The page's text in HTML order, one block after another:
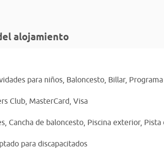
alojamiento
para niños, Baloncesto, Billar,
Club, MasterCard, Visa
Cancha de baloncesto, Piscina exterior, Pista
para discapacitados